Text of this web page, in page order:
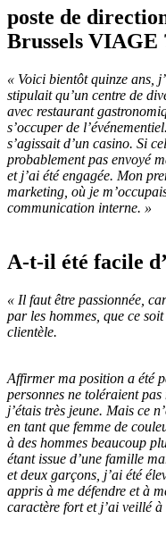
poste de
Brussels VIAGE
« Voici bientôt quinze ans,
stipulait qu’un centre de
avec restaurant
s’occuper de
s’agissait d’un casino. Si
probablement pas envoyé
et j’ai été engagée. Mon
marketing, où je
communication interne. »
A-t-il été facile
« Il faut être passionnée,
par les hommes, que ce
clientèle.
Affirmer ma position a été
personnes ne toléraient
j’étais très jeune. Mais ce
en tant que femme de
à des hommes beaucoup
étant issue d’une famille
et deux garçons, j’ai été
appris à me défendre et à
caractère fort et j’ai veillé